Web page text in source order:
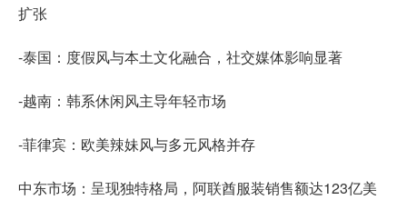
扩张
-泰国：度假风与本土文化融合，社交媒体影响显著
-越南：韩系休闲风主导年轻市场
-菲律宾：欧美辣妹风与多元风格并存
中东市场：呈现独特格局，阿联酋服装销售额达123亿美